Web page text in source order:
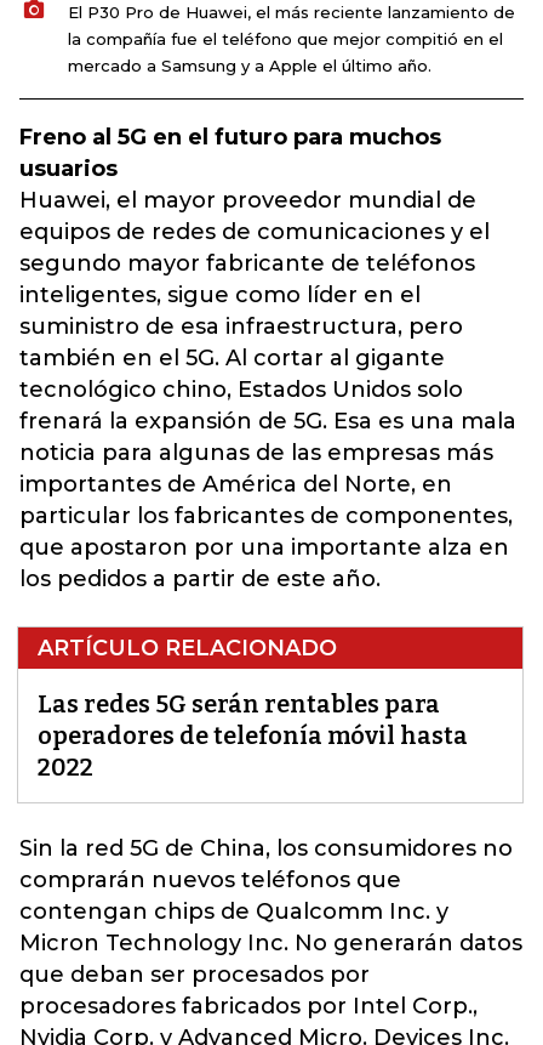
El P30 Pro de Huawei, el más reciente lanzamiento de
la compañía fue el teléfono que mejor compitió en el
mercado a Samsung y a Apple el último año.
Freno al 5G en el futuro para muchos
usuarios
Huawei, el mayor proveedor mundial de
equipos de redes de comunicaciones y el
segundo mayor fabricante de teléfonos
inteligentes, sigue como líder en el
suministro de esa infraestructura, pero
también en el 5G. Al cortar al gigante
tecnológico chino, Estados Unidos solo
frenará la expansión de 5G. Esa es una mala
noticia para algunas de las empresas más
importantes de América del Norte, en
particular los fabricantes de componentes,
que apostaron por una importante alza en
los pedidos a partir de este año.
ARTÍCULO RELACIONADO
Las redes 5G serán rentables para
operadores de telefonía móvil hasta
2022
Sin la red 5G de China, los consumidores no
comprarán nuevos teléfonos que
contengan chips de Qualcomm Inc. y
Micron Technology Inc. No generarán datos
que deban ser procesados ​​por
procesadores fabricados por Intel Corp.,
Nvidia Corp. y Advanced Micro. Devices Inc.